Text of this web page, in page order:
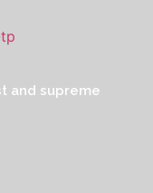
and supreme